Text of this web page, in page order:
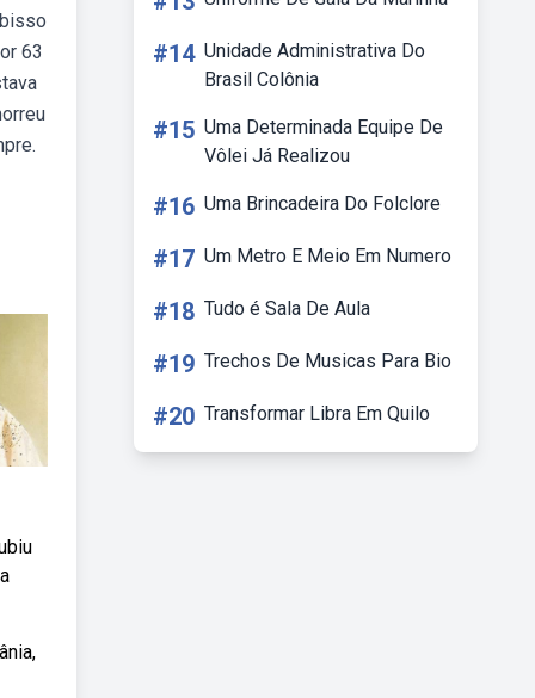
63
#14 Unidade Administrativa Do
Brasil Colônia
#15 Uma Determinada Equipe De
Vôlei Já Realizou
#16 Uma Brincadeira Do Folclore
#17 Um Metro E Meio Em Numero
#18 Tudo é Sala De Aula
#19 Trechos De Musicas Para Bio
#20 Transformar Libra Em Quilo